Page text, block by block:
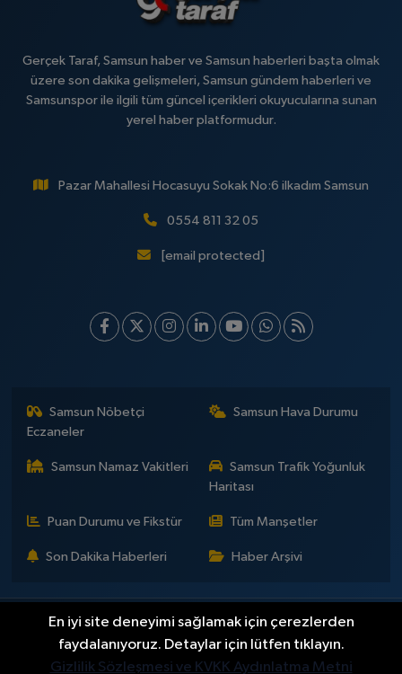
Gerçek Taraf, Samsun haber ve Samsun haberleri başta olmak
üzere son dakika gelişmeleri, Samsun gündem haberleri ve
Samsunspor ile ilgili tüm güncel içerikleri okuyucularına sunan
yerel haber platformudur.
Pazar Mahallesi Hocasuyu Sokak No:6 ilkadım Samsun
0554 811 32 05
[email protected]
Samsun Nöbetçi
Eczaneler
Samsun Hava Durumu
Samsun Namaz Vakitleri
Samsun Trafik Yoğunluk
Haritası
Puan Durumu ve Fikstür Tüm Manşetler
Son Dakika Haberleri Haber Arşivi
İLETİŞİM KÜNYE
Gizlilik Sözleşmesi
Yayın Politikaları ve Kullanım Şartları
Yayın İlkeleri
Hakkımızda
Okan Çakır kimdir?
BİLİM DÜNYA EĞİTİM EKONOMİ GENEL
En iyi site deneyimi sağlamak için çerezlerden
faydalanıyoruz. Detaylar için lütfen tıklayın.
Gizlilik Sözleşmesi ve KVKK Aydınlatma Metni